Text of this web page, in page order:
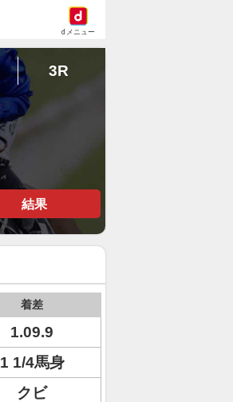
dメニュー
3R
結果
着差
1.09.9
1 1/4馬身
クビ